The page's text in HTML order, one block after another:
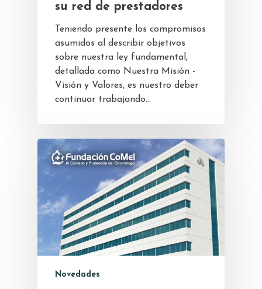
su red de prestadores
Teniendo presente los compromisos
asumidos al describir objetivos
sobre nuestra ley fundamental,
detallada como Nuestra Misión -
Visión y Valores, es nuestro deber
continuar trabajando…
Novedades